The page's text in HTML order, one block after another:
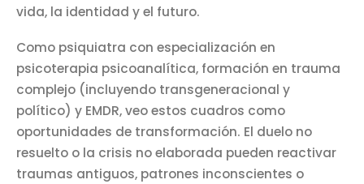
vida, la identidad y el futuro.
Como psiquiatra con especialización en
psicoterapia psicoanalítica, formación en trauma
complejo (incluyendo transgeneracional y
político) y EMDR, veo estos cuadros como
oportunidades de transformación. El duelo no
resuelto o la crisis no elaborada pueden reactivar
traumas antiguos, patrones inconscientes o